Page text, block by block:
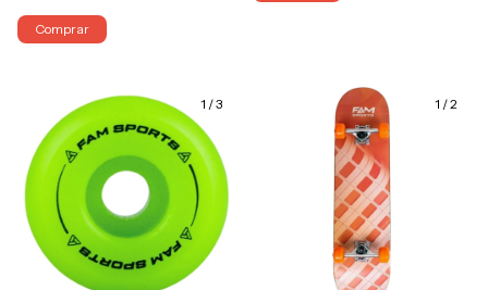
Comprar
1 /3 1 /2